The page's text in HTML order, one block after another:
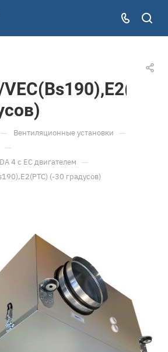
— Вентиляционные установки —
—
4 с ЕС двигателем —
(-30 градусов)